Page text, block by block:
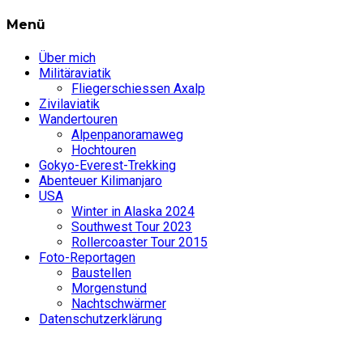
Menü
Über mich
Militäraviatik
Fliegerschiessen Axalp
Zivilaviatik
Wandertouren
Alpenpanoramaweg
Hochtouren
Gokyo-Everest-Trekking
Abenteuer Kilimanjaro
USA
Winter in Alaska 2024
Southwest Tour 2023
Rollercoaster Tour 2015
Foto-Reportagen
Baustellen
Morgenstund
Nachtschwärmer
Datenschutzerklärung